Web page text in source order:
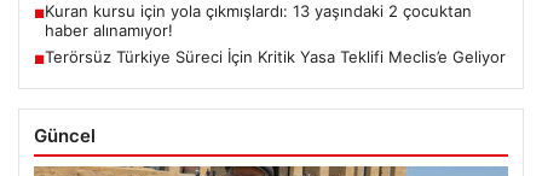
■Kuran kursu için yola çıkmışlardı: 13 yaşındaki 2 çocuktan
haber alınamıyor!
■Terörsüz Türkiye Süreci İçin Kritik Yasa Teklifi Meclis’e Geliyor
Güncel